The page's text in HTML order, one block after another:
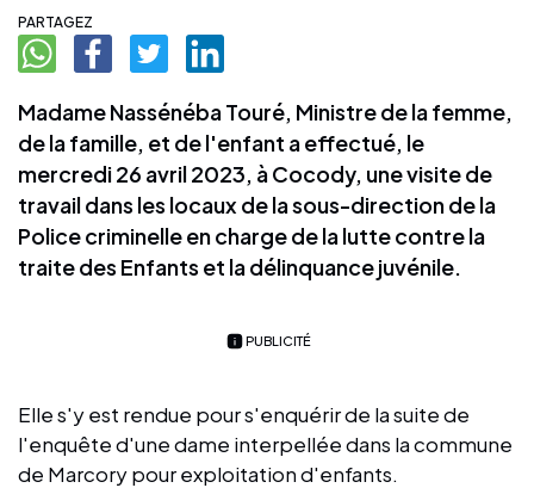
PARTAGEZ
Madame Nassénéba Touré, Ministre de la femme,
de la famille, et de l'enfant a effectué, le
mercredi 26 avril 2023, à Cocody, une visite de
travail dans les locaux de la sous-direction de la
Police criminelle en charge de la lutte contre la
traite des Enfants et la délinquance juvénile.
PUBLICITÉ
Elle s'y est rendue pour s'enquérir de la suite de
l'enquête d'une dame interpellée dans la commune
de Marcory pour exploitation d'enfants.